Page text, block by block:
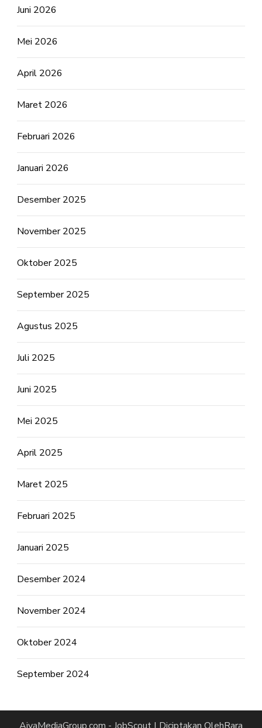
Juni 2026
Mei 2026
April 2026
Maret 2026
Februari 2026
Januari 2026
Desember 2025
November 2025
Oktober 2025
September 2025
Agustus 2025
Juli 2025
Juni 2025
Mei 2025
April 2025
Maret 2025
Februari 2025
Januari 2025
Desember 2024
November 2024
Oktober 2024
September 2024